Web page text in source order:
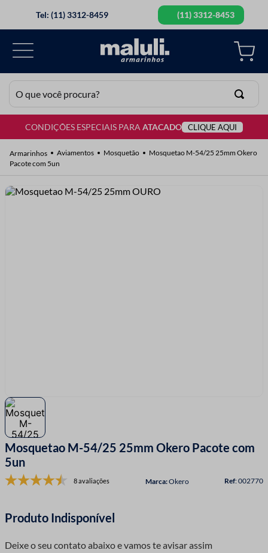
Tel: (11) 3312-8459 (11) 3312-8453
O que você procura?
CONDIÇÕES ESPECIAIS PARAATACADO CLIQUE AQUI
Aviamentos Mosquetão
Mosquetao M-54/25 25mm Okero
Pacote com 5un
Mosquetao M-54/25 25mm Okero Pacote com
5un
8 avaliações Okero :002770
TERMOS MAIS BUSCADOS
2º
barbante
3º
botão